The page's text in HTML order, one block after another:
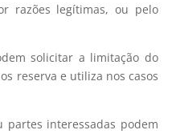
razões legítimas, ou pelo
solicitar a limitação do
os reserva e utiliza nos casos
partes interessadas podem